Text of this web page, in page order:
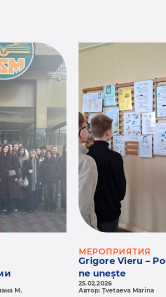
М.
МЕРОПРИЯТИЯ
Grigore Vieru –
ne unește
25.02.2026
Автор: Țvetaeva Marina